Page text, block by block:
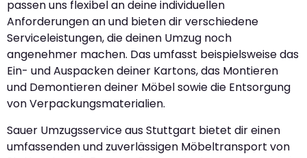
passen uns flexibel an deine individuellen
Anforderungen an und bieten dir verschiedene
Serviceleistungen, die deinen Umzug noch
angenehmer machen. Das umfasst beispielsweise das
Ein- und Auspacken deiner Kartons, das Montieren
und Demontieren deiner Möbel sowie die Entsorgung
von Verpackungsmaterialien.
Sauer Umzugsservice aus Stuttgart bietet dir einen
umfassenden und zuverlässigen Möbeltransport von